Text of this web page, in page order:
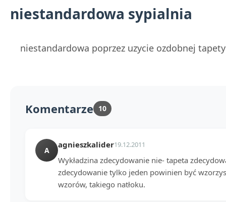
niestandardowa sypialnia
niestandardowa poprzez uzycie ozdobnej
Komentarze 10
A
agnieszkalider19.12.2011
Wykładzina zdecydowanie nie- tapeta
zdecydowanie tylko jeden powinien być
wzorów, takiego natłoku.